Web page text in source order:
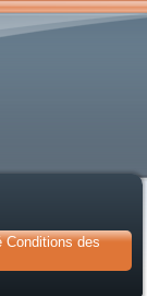
Conditions des